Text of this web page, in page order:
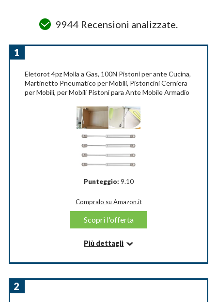
9944 Recensioni analizzate.
1
Eletorot 4pz Molla a Gas, 100N Pistoni per ante Cucina,
Martinetto Pneumatico per Mobili, Pistoncini Cerniera
per Mobili, per Mobili Pistoni para Ante Mobile Armadio
Punteggio: 9.10
Compralo su Amazon.it
Scopri l'offerta
Più dettagli
peso compreso tra l7lb e 25lb. lunghezza estesa: 7,95
2